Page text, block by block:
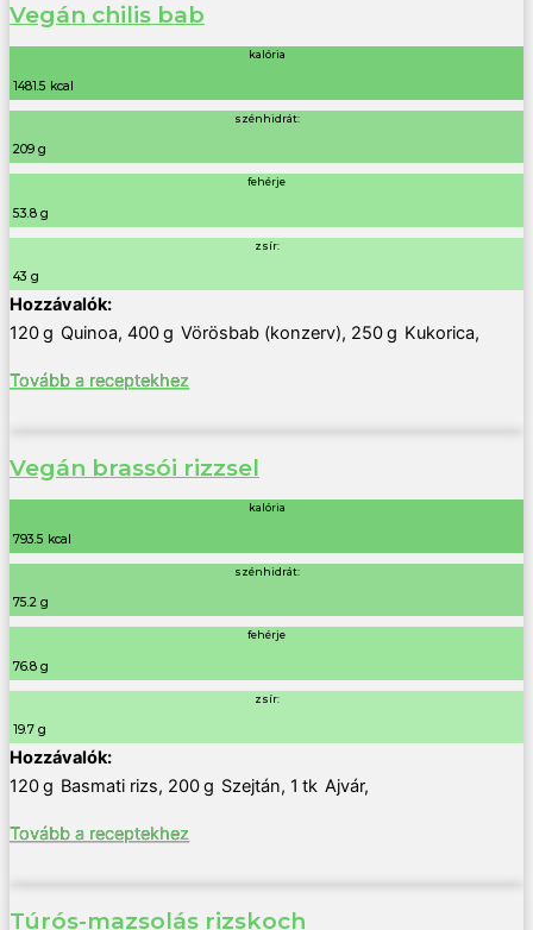
Vegán chilis bab
kalória
1481.5 kcal
szénhidrát:
209 g
fehérje
53.8 g
zsír:
43 g
120g Quinoa, 400g Vörösbab (konzerv), 250g Kukorica,
Tovább a receptekhez
Vegán brassói rizzsel
kalória
793.5 kcal
szénhidrát:
75.2 g
fehérje
76.8 g
zsír:
19.7 g
120g Basmati rizs, 200g Szejtán, 1 tk Ajvár,
Tovább a receptekhez
Túrós-mazsolás rizskoch